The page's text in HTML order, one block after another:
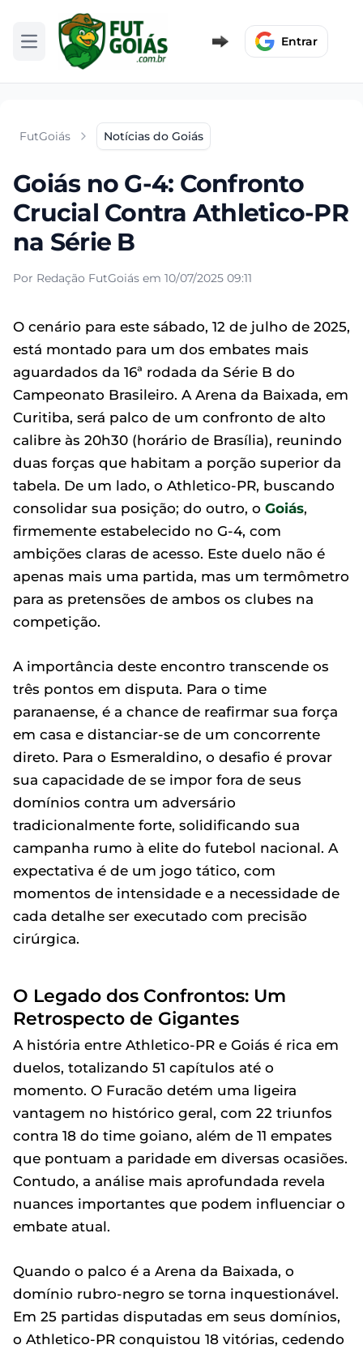
Abrir menu Entrar
FutGoiás Notícias do Goiás
Goiás no G-4: Confronto
Crucial Contra Athletico-PR
na Série B
Por Redação FutGoiás em 10/07/2025 09:11
O cenário para este sábado, 12 de julho de 2025,
está montado para um dos embates mais
aguardados da 16ª rodada da Série B do
Campeonato Brasileiro. A Arena da Baixada, em
Curitiba, será palco de um confronto de alto
calibre às 20h30 (horário de Brasília), reunindo
duas forças que habitam a porção superior da
tabela. De um lado, o Athletico-PR, buscando
consolidar sua posição; do outro, o Goiás,
firmemente estabelecido no G-4, com
ambições claras de acesso. Este duelo não é
apenas mais uma partida, mas um termômetro
para as pretensões de ambos os clubes na
competição.
A importância deste encontro transcende os
três pontos em disputa. Para o time
paranaense, é a chance de reafirmar sua força
em casa e distanciar-se de um concorrente
direto. Para o Esmeraldino, o desafio é provar
sua capacidade de se impor fora de seus
domínios contra um adversário
tradicionalmente forte, solidificando sua
campanha rumo à elite do futebol nacional. A
expectativa é de um jogo tático, com
momentos de intensidade e a necessidade de
cada detalhe ser executado com precisão
cirúrgica.
O Legado dos Confrontos: Um
Retrospecto de Gigantes
A história entre Athletico-PR e Goiás é rica em
duelos, totalizando 51 capítulos até o
momento. O Furacão detém uma ligeira
vantagem no histórico geral, com 22 triunfos
contra 18 do time goiano, além de 11 empates
que pontuam a paridade em diversas ocasiões.
Contudo, a análise mais aprofundada revela
nuances importantes que podem influenciar o
embate atual.
Quando o palco é a Arena da Baixada, o
domínio rubro-negro se torna inquestionável.
Em 25 partidas disputadas em seus domínios,
o Athletico-PR conquistou 18 vitórias, cedendo